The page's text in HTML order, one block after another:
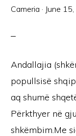
Cameria · June
Andallajia
popullsisë
aq shumë
Përkthyer në
shkëmbim.Me